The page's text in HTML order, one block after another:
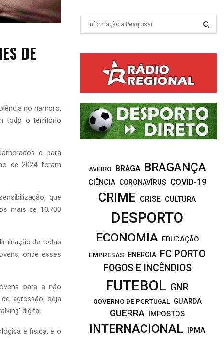
DE
no namoro,
todo o território
e para
de 2024 foram
que
mais de 10.700
de todas
onde esses
para a não
agressão, seja
digital.
e física, e o
o
r
:
R
C
H
AVEIRO BRAGA BRAGANÇA
CIÊNCIA CORONAVÍRUS COVID-19
CRIME CRISE CULTURA
DESPORTO
ECONOMIA
EDUCAÇÃO
EMPRESAS
ENERGIA FC PORTO
FOGOS E INCÊNDIOS
FUTEBOL GNR
GOVERNO DE PORTUGAL GUARDA
GUERRA IMPOSTOS
INTERNACIONAL IPMA